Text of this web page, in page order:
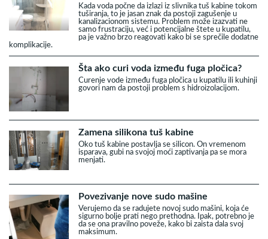
Kada voda počne da izlazi iz slivnika tuš kabine tokom
tuširanja, to je jasan znak da postoji zagušenje u
kanalizacionom sistemu. Problem može izazvati ne
samo frustraciju, već i potencijalne štete u kupatilu,
pa je važno brzo reagovati kako bi se sprečile dodatne
komplikacije.
Šta ako curi voda između fuga pločica?
Curenje vode između fuga pločica u kupatilu ili kuhinji
govori nam da postoji problem s hidroizolacijom.
Zamena silikona tuš kabine
Oko tuš kabine postavlja se silicon. On vremenom
isparava, gubi na svojoj moći zaptivanja pa se mora
menjati.
Povezivanje nove sudo mašine
Verujemo da se radujete novoj sudo mašini, koja će
sigurno bolje prati nego prethodna. Ipak, potrebno je
da se ona pravilno poveže, kako bi zaista dala svoj
maksimum.